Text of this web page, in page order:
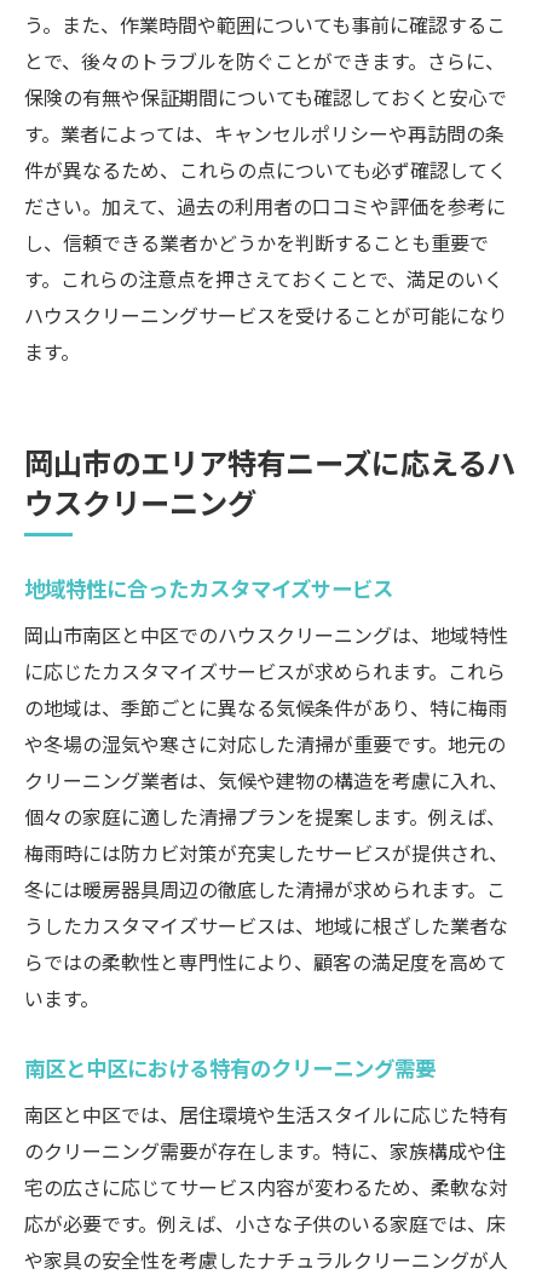
う。また、作業時間や範囲についても事前に確認するこ
とで、後々のトラブルを防ぐことができます。さらに、
保険の有無や保証期間についても確認しておくと安心で
す。業者によっては、キャンセルポリシーや再訪問の条
件が異なるため、これらの点についても必ず確認してく
ださい。加えて、過去の利用者の口コミや評価を参考に
し、信頼できる業者かどうかを判断することも重要で
す。これらの注意点を押さえておくことで、満足のいく
ハウスクリーニングサービスを受けることが可能になり
ます。
岡山市のエリア特有ニーズに応えるハ
ウスクリーニング
地域特性に合ったカスタマイズサービス
岡山市南区と中区でのハウスクリーニングは、地域特性
に応じたカスタマイズサービスが求められます。これら
の地域は、季節ごとに異なる気候条件があり、特に梅雨
や冬場の湿気や寒さに対応した清掃が重要です。地元の
クリーニング業者は、気候や建物の構造を考慮に入れ、
個々の家庭に適した清掃プランを提案します。例えば、
梅雨時には防カビ対策が充実したサービスが提供され、
冬には暖房器具周辺の徹底した清掃が求められます。こ
うしたカスタマイズサービスは、地域に根ざした業者な
らではの柔軟性と専門性により、顧客の満足度を高めて
います。
南区と中区における特有のクリーニング需要
南区と中区では、居住環境や生活スタイルに応じた特有
のクリーニング需要が存在します。特に、家族構成や住
宅の広さに応じてサービス内容が変わるため、柔軟な対
応が必要です。例えば、小さな子供のいる家庭では、床
や家具の安全性を考慮したナチュラルクリーニングが人